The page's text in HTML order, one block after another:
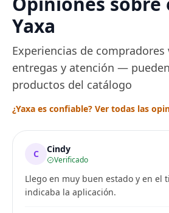
Yaxa
Experiencias de
entregas y atención —
productos del catálogo
¿Yaxa es confiable? Ver todas las
C Cindy
Verificado
Llego en muy buen estado y en el
indicaba la aplicación.